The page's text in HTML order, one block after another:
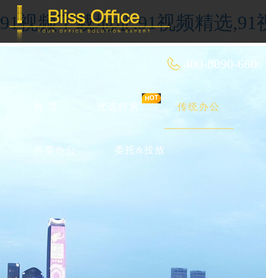
91视频下载地址,91视频精选
400-8090-660
优选好房 传统办公
共享办公 委托&投放